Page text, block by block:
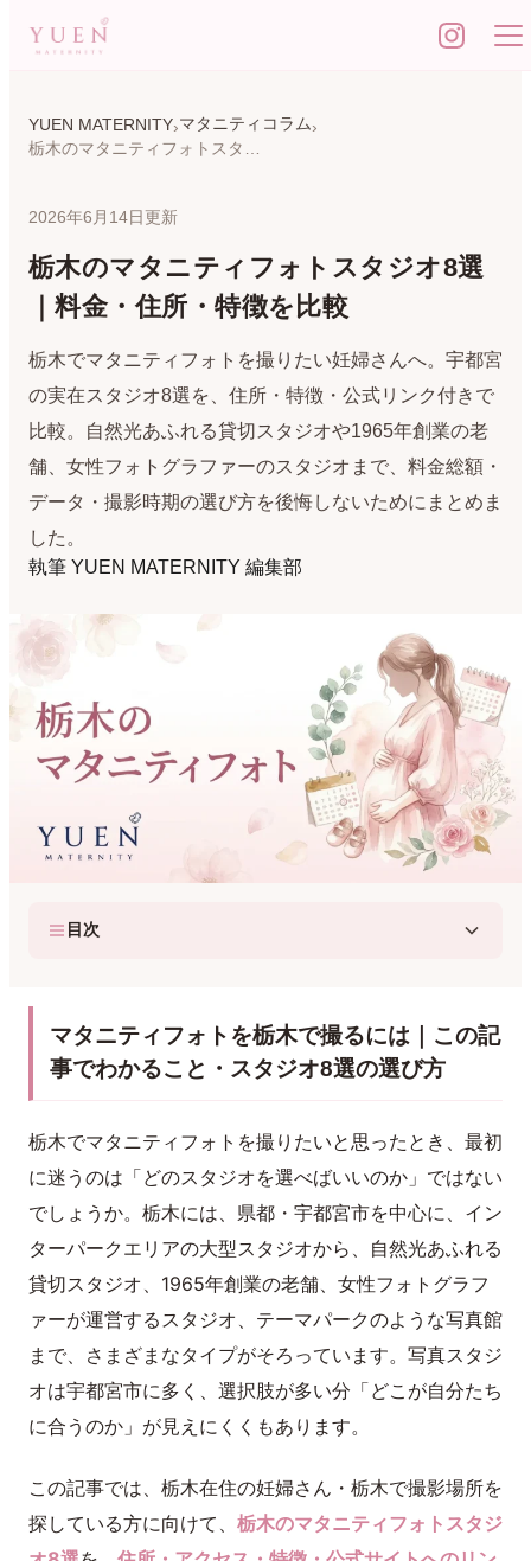
YUEN MATERNITY マタニティコラム
2026年6月14日更新
栃木のマタニティフォトスタジオ8選
｜料金・住所・特徴を比較
栃木でマタニティフォトを撮りたい妊婦さんへ。宇都宮
の実在スタジオ8選を、住所・特徴・公式リンク付きで
比較。自然光あふれる貸切スタジオや1965年創業の老
舗、女性フォトグラファーのスタジオまで、料金総額・
データ・撮影時期の選び方を後悔しないためにまとめま
した。
執筆 YUEN MATERNITY 編集部
目次
マタニティフォトを栃木で撮るには｜この記
事でわかること・スタジオ8選の選び方
栃木でマタニティフォトを撮りたいと思ったとき、最初
に迷うのは「どのスタジオを選べばいいのか」ではない
でしょうか。栃木には、県都・宇都宮市を中心に、イン
ターパークエリアの大型スタジオから、自然光あふれる
貸切スタジオ、1965年創業の老舗、女性フォトグラフ
ァーが運営するスタジオ、テーマパークのような写真館
まで、さまざまなタイプがそろっています。写真スタジ
オは宇都宮市に多く、選択肢が多い分「どこが自分たち
に合うのか」が見えにくくもあります。
この記事では、栃木在住の妊婦さん・栃木で撮影場所を
探している方に向けて、 栃木のマタニティフォトスタジ